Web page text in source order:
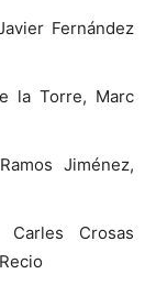
Fernández
la Torre, Marc
Jiménez,
Crosas